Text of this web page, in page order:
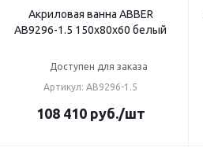
Акриловая ванна ABBER
AB9296-1.5 150х80х60 белый
Доступен для заказа
Артикул: AB9296-1.5
108 410руб./шт